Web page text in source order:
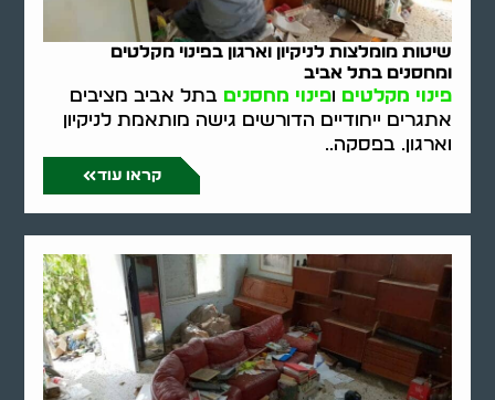
שיטות מומלצות לניקיון וארגון בפינוי מקלטים
ומחסנים בתל אביב
פינוי מקלטים ופינוי מחסנים בתל אביב מציבים
אתגרים ייחודיים הדורשים גישה מותאמת לניקיון
וארגון. בפסקה..
קראו עוד